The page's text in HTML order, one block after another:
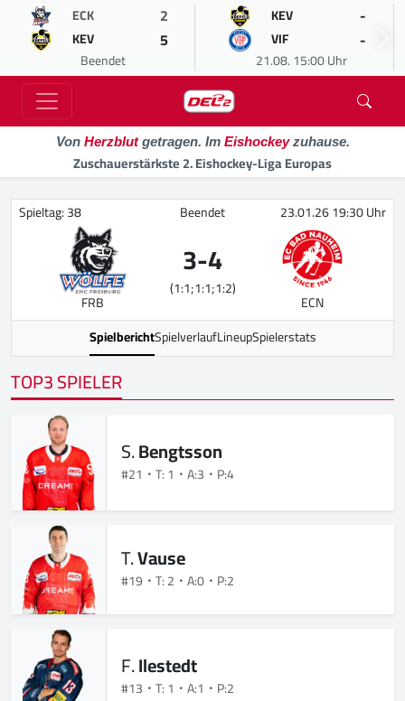
ECK 2
KEV 5
Beendet
KEV -
VIF -
21.08. 15:00 Uhr
Von Herzblutgetragen. Im Eishockeyzuhause.
Zuschauerstärkste 2. Eishockey-Liga Europas
Spieltag: 38 Beendet 23.01.26 19:30 Uhr
FRB
3-4
(1:1;1:1;1:2)
ECN
SpielberichtSpielverlaufLineupSpielerstats
TOP3 SPIELER
S.Bengtsson
#21 T: 1 A:3 P:4
T.Vause
#19 T: 2 A:0 P:2
F.Ilestedt
#13 T: 1 A:1 P:2